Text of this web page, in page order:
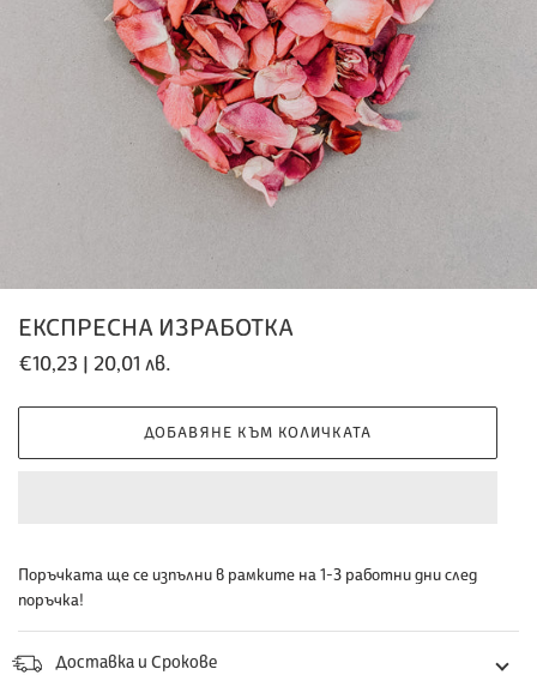
ЕКСПРЕСНА ИЗРАБОТКА
Обичайна
€10,23 | 20,01 лв.
ДОБАВЯНЕ КЪМ КОЛИЧКАТА
Добавяне
на
количката
Поръчката ще се изпълни в рамките на 1-3 работни дни след
поръчка!
Доставка и Срокове